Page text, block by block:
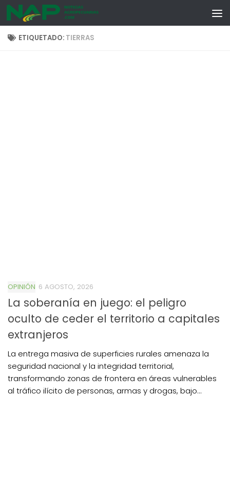
Skip to content
ETIQUETADO: TIERRAS
OPINIÓN 6 AGOSTO, 2026
La soberanía en juego: el peligro
oculto de ceder el territorio a capitales
extranjeros
La entrega masiva de superficies rurales amenaza la
seguridad nacional y la integridad territorial,
transformando zonas de frontera en áreas vulnerables
al tráfico ilícito de personas, armas y drogas, bajo...